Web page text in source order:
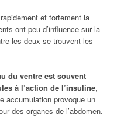
et fortement la
ont peu d’influence sur la
les deux se trouvent les
du ventre est souvent
à l’action de l’insuline,
accumulation provoque un
des organes de l’abdomen.